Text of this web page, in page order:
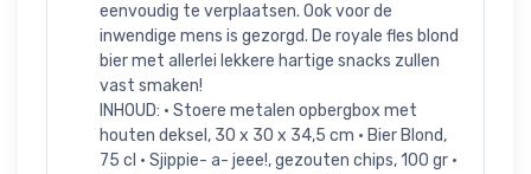
eenvoudig te verplaatsen. Ook voor de
inwendige mens is gezorgd. De royale fles blond
bier met allerlei lekkere hartige snacks zullen
vast smaken!
INHOUD: • Stoere metalen opbergbox met
houten deksel, 30 x 30 x 34,5 cm • Bier Blond,
75 cl • Sjippie- a- jeee!, gezouten chips, 100 gr •